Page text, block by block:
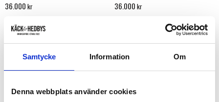
Samtycke Information Om
Denna webbplats använder cookies
36.000 kr 36.000 kr